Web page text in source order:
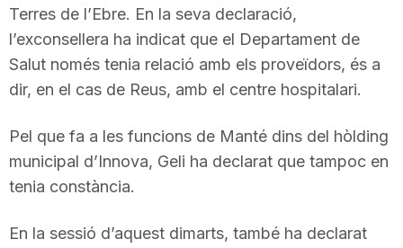
Terres de l’Ebre. En la seva declaració,
l’exconsellera ha indicat que el Departament de
Salut només tenia relació amb els proveïdors, és a
dir, en el cas de Reus, amb el centre hospitalari.
Pel que fa a les funcions de Manté dins del hòlding
municipal d’Innova, Geli ha declarat que tampoc en
tenia constància.
En la sessió d’aquest dimarts, també ha declarat